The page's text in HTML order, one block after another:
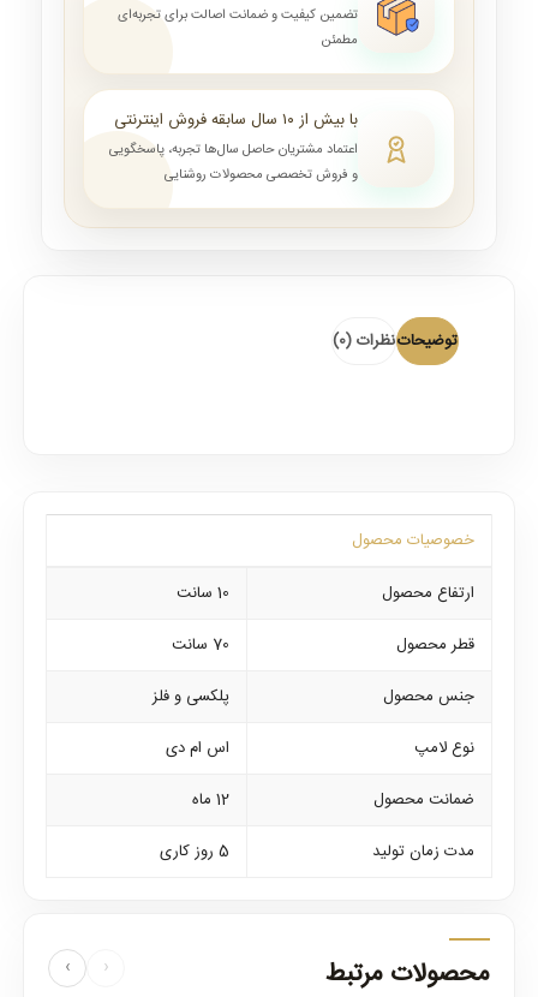
تضمین کیفیت و ضمانت اصالت برای تجربه‌ای
مطمئن
با بیش از ۱۰ سال سابقه فروش اینترنتی
اعتماد مشتریان حاصل سال‌ها تجربه، پاسخگویی
و فروش تخصصی محصولات روشنایی
توضیحاتنظرات (0)
خصوصیات محصول
ارتفاع محصول
10 سانت
قطر محصول
70 سانت
جنس محصول
پلکسی و فلز
نوع لامپ
اس ام دی
ضمانت محصول
12 ماه
مدت زمان تولید
5 روز کاری
محصولات مرتبط ‹
›